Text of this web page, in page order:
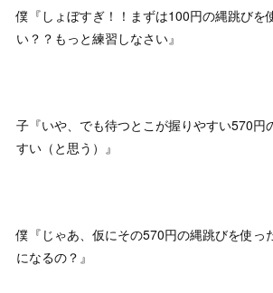
僕『しょぼすぎ！！まずは100円の縄跳びを
い？？もっと練習しなさい』
子『いや、でも待つとこが握りやすい570円
すい（と思う）』
僕『じゃあ、仮にその570円の縄跳びを使っ
になるの？』